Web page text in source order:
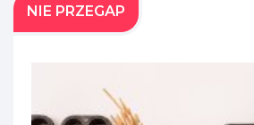
NIE PRZEGAP